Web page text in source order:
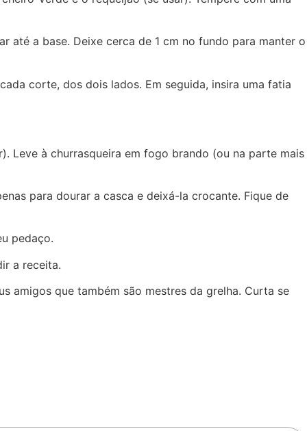
até a base. Deixe cerca de 1 cm no fundo para manter o
corte, dos dois lados. Em seguida, insira uma fatia
Leve à churrasqueira em fogo brando (ou na parte mais
para dourar a casca e deixá-la crocante. Fique de
pedaço.
a receita.
amigos que também são mestres da grelha. Curta se